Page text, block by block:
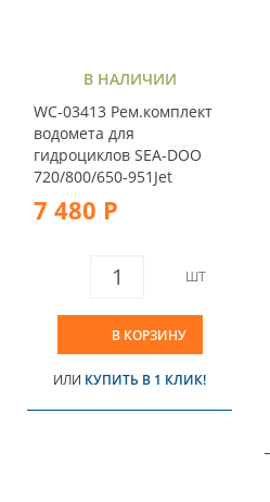
В НАЛИЧИИ
WC-03413 Рем.комплект
водомета для
гидроциклов SEA-DOO
720/800/650-951Jet
7 480 Р
ШТ
В КОРЗИНУ
ИЛИ КУПИТЬ В 1 КЛИК!